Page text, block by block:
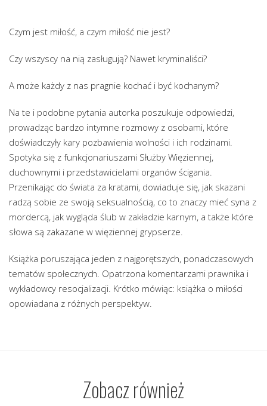
Czym jest miłość, a czym miłość nie jest?
Czy wszyscy na nią zasługują? Nawet kryminaliści?
A może każdy z nas pragnie kochać i być kochanym?
Na te i podobne pytania autorka poszukuje odpowiedzi,
prowadząc bardzo intymne rozmowy z osobami, które
doświadczyły kary pozbawienia wolności i ich rodzinami.
Spotyka się z funkcjonariuszami Służby Więziennej,
duchownymi i przedstawicielami organów ścigania.
Przenikając do świata za kratami, dowiaduje się, jak skazani
radzą sobie ze swoją seksualnością, co to znaczy mieć syna z
mordercą, jak wygląda ślub w zakładzie karnym, a także które
słowa są zakazane w więziennej grypserze.
Książka poruszająca jeden z najgorętszych, ponadczasowych
tematów społecznych. Opatrzona komentarzami prawnika i
wykładowcy resocjalizacji. Krótko mówiąc: książka o miłości
opowiadana z różnych perspektyw.
Zobacz również